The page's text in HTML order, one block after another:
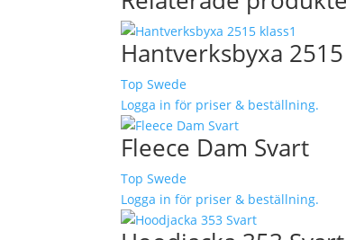
Hantverksbyxa 2515
Top Swede
Logga in för priser & beställning.
Fleece Dam Svart
Top Swede
Logga in för priser & beställning.